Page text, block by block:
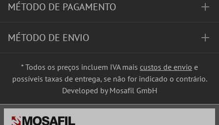
MÉTODO DE PAGAMENTO
MÉTODO DE ENVIO
* Todos os preços incluem IVA mais custos de envio e
possíveis taxas de entrega, se não for indicado o contrário.
Developed by Mosafil GmbH